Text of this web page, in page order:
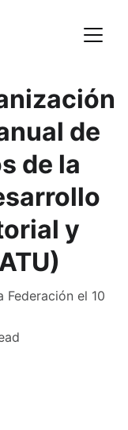
de
de la
y
Federación el 10